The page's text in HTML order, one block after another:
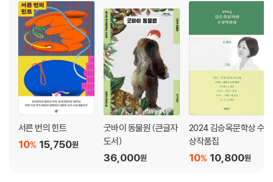
서른 번의 힌트
15,750원
10%
굿바이 동물원 (큰글자
도서)
36,000원
2024 김승옥문학상 수
상작품집
10,800원
10%